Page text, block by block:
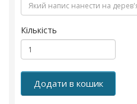
Кількість
Додати в кошик